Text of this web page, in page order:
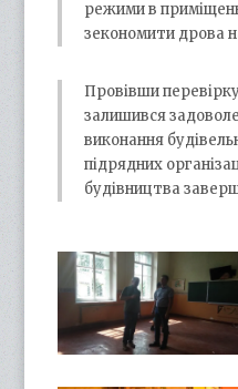
режими в
зекономити дрова
Провівши
залишився
виконання
підрядних
будівництва